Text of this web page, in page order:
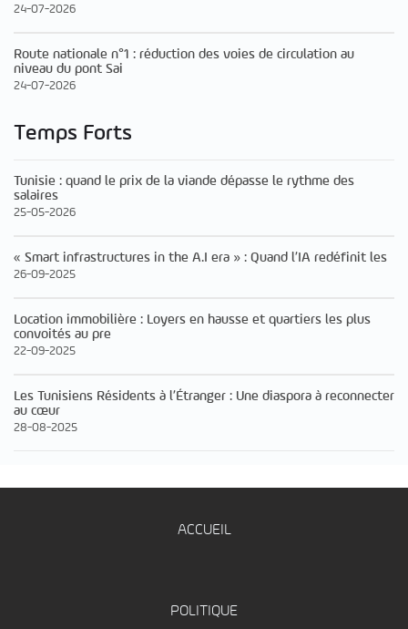
24-07-2026
Route nationale n°1 : réduction des voies de circulation au
niveau du pont Sai
24-07-2026
Temps Forts
Tunisie : quand le prix de la viande dépasse le rythme des
salaires
25-05-2026
« Smart infrastructures in the A.I era » : Quand l’IA redéfinit les
26-09-2025
Location immobilière : Loyers en hausse et quartiers les plus
convoités au pre
22-09-2025
Les Tunisiens Résidents à l’Étranger : Une diaspora à reconnecter
au cœur
28-08-2025
ACCUEIL
POLITIQUE